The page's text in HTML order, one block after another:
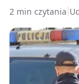
2 min czytania